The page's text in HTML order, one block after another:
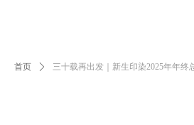
首页 ꄲ 三十载再出发｜新生印染2025年年终